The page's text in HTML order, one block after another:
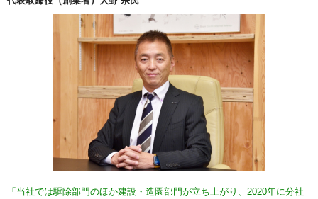
「当社では駆除部門のほか建設・造園部門が立ち上がり、2020年に分社